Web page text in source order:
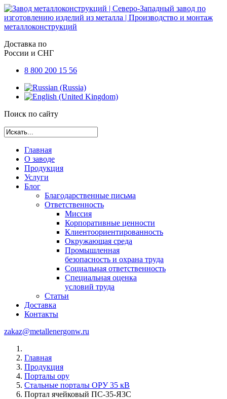
Доставка по
России и СНГ
8 800 200 15 56
Поиск по сайту
Главная
О заводе
Продукция
Услуги
Блог
Благодарственные письма
Ответственность
Миссия
Корпоративные ценности
Клиентоориентированность
Окружающая среда
Промышленная
безопасность и охрана труда
Социальная ответственность
Специальная оценка
условий труда
Статьи
Доставка
Контакты
zakaz@metallenergonw.ru
Главная
Продукция
Порталы ору
Стальные порталы ОРУ 35 кВ
Портал ячейковый ПС-35-Я3С